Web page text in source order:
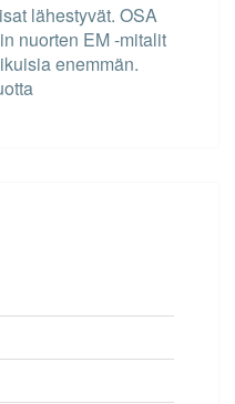
lähestyvät. OSA
nuorten EM -mitalit
enemmän.